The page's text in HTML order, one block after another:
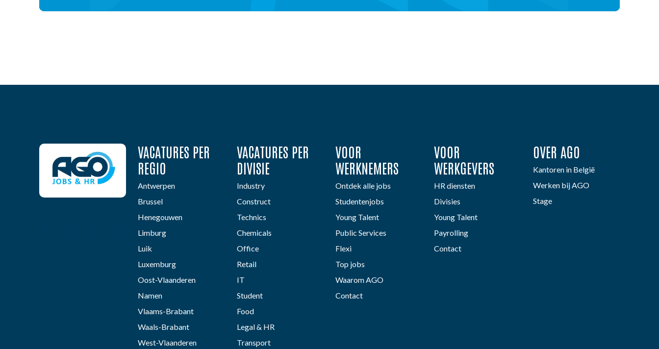
VACATURES PER
REGIO
Antwerpen
Brussel
Henegouwen
Limburg
Luik
Luxemburg
Oost-Vlaanderen
Namen
Vlaams-Brabant
Waals-Brabant
West-Vlaanderen
VACATURES PER
DIVISIE
Industry
Construct
Technics
Chemicals
Office
Retail
IT
Student
Food
Legal & HR
Transport
VOOR
WERKNEMERS
Ontdek alle jobs
Studentenjobs
Young Talent
Public Services
Flexi
Top jobs
Waarom AGO
Contact
VOOR
WERKGEVERS
HR diensten
Divisies
Young Talent
Payrolling
Contact
OVER AGO
Kantoren in België
Werken bij AGO
Stage